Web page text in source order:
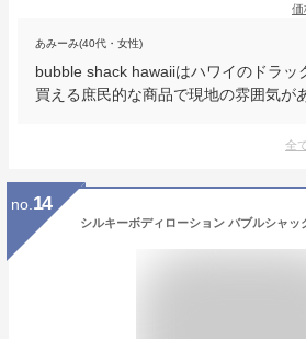
価
あみーみ(40代・女性)
bubble shack hawaiiはハワイのドラッ
買える庶民的な商品で現地の雰囲気が
全
no. 14